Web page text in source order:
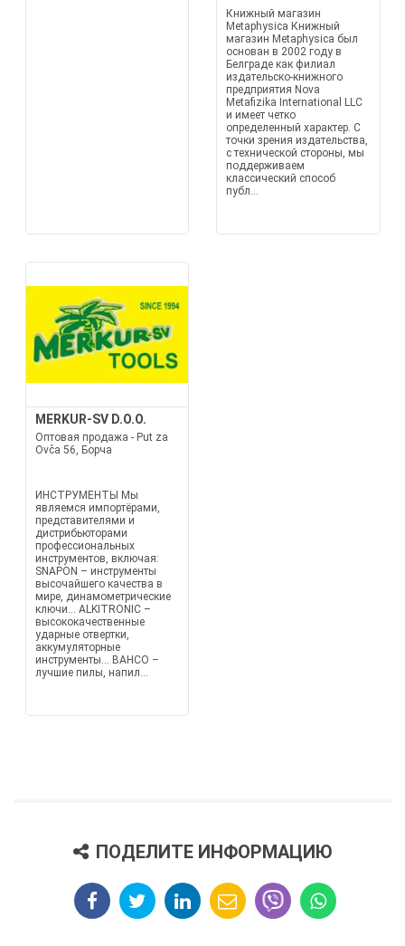
Книжный магазин
Metaphysica Книжный
магазин Metaphysica был
основан в 2002 году в
Белграде как филиал
издательско-книжного
предприятия Nova
Metafizika International LLC
и имеет четко
определенный характер. С
точки зрения издательства,
с технической стороны, мы
поддерживаем
классический способ
публ...
MERKUR-SV D.O.O.
Оптовая продажа - Put za
Ovča 56, Борча
ИНСТРУМЕНТЫ Мы
являемся импортёрами,
представителями и
дистрибьюторами
профессиональных
инструментов, включая:
SNAPON – инструменты
высочайшего качества в
мире, динамометрические
ключи... ALKITRONIC –
высококачественные
ударные отвертки,
аккумуляторные
инструменты... BAHCO –
лучшие пилы, напил...
ПОДЕЛИТЕ ИНФОРМАЦИЮ